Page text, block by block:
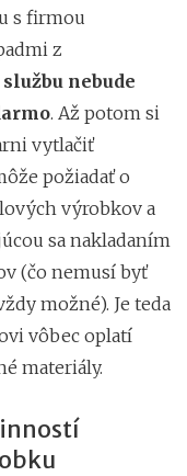
s firmou
z
nebude
. Až potom si
vytlačiť
požiadať o
výrobkov a
sa nakladaním
(čo nemusí byť
možné). Je teda
vôbec oplatí
materiály.